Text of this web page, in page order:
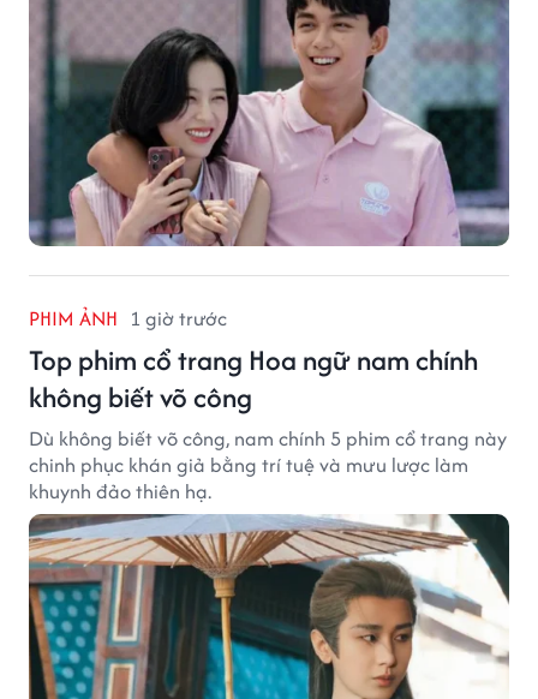
PHIM ẢNH 1 giờ trước
Top phim cổ trang Hoa ngữ nam chính
không biết võ công
Dù không biết võ công, nam chính 5 phim cổ trang này
chinh phục khán giả bằng trí tuệ và mưu lược làm
khuynh đảo thiên hạ.